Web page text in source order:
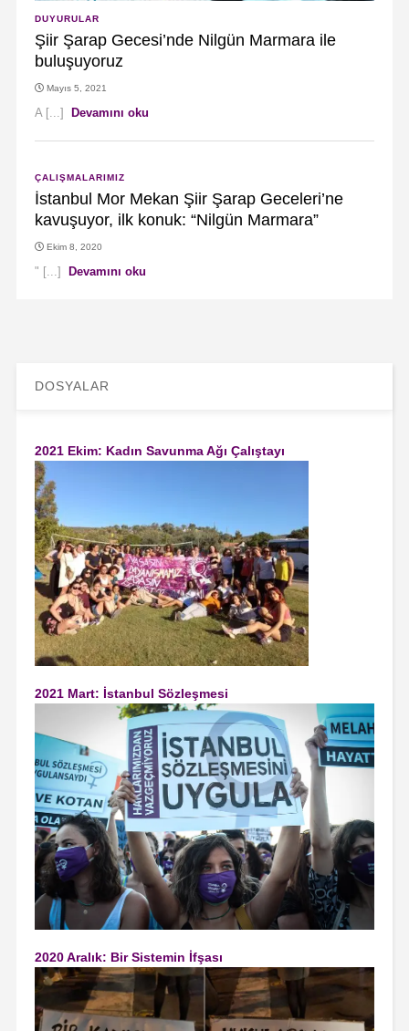
DUYURULAR
Şiir Şarap Gecesi’nde Nilgün Marmara ile
buluşuyoruz
Mayıs 5, 2021
A [...] Devamını oku
ÇALIŞMALARIMIZ
İstanbul Mor Mekan Şiir Şarap Geceleri’ne
kavuşuyor, ilk konuk: “Nilgün Marmara”
Ekim 8, 2020
" [...] Devamını oku
DOSYALAR
2021 Ekim: Kadın Savunma Ağı Çalıştayı
2021 Mart: İstanbul Sözleşmesi
2020 Aralık: Bir Sistemin İfşası